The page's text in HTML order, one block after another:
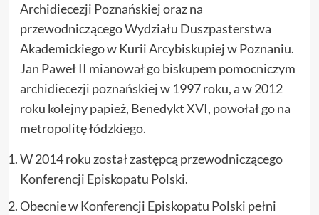
Archidiecezji Poznańskiej oraz na
przewodniczącego Wydziału Duszpasterstwa
Akademickiego w Kurii Arcybiskupiej w Poznaniu.
Jan Paweł II mianował go biskupem pomocniczym
archidiecezji poznańskiej w 1997 roku, a w 2012
roku kolejny papież, Benedykt XVI, powołał go na
metropolitę łódzkiego.
W 2014 roku został zastępcą przewodniczącego
Konferencji Episkopatu Polski.
Obecnie w Konferencji Episkopatu Polski pełni